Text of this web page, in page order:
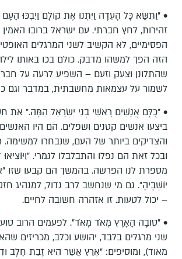
• "וַתִּשָּׂא כָּל הָעֵדָה וַיִּתְּנוּ אֶת קוֹלָם וַיִּבְכּוּ
זהירות, לחץ חברתי. עם ישראל ברובו
הפסימיים, לא הקשיב לשני המרגלים
הזה הפך למשהו מדבק. כולם בכו באותו
שהתלונן וצעק וזעם – השפיע לרעה על
לשמור על עצמאות מחשבתית, במדבר וגם
• "כֻּלָּם אֲנָשִׁים רָאשֵׁי בְנֵי יִשְׂרָאֵל הֵמָּה." את
ביצעו אנשים קטנים ושפלים. הם היו
והצדיקים ביותר של העם, שנבחרו למשימה.
ובכל זאת הם נפלו והתבלבלו לגמרי.
מספרת לנו הפרשה. בהמשך הם קבעו שזו
יוֹשְׁבֶיהָ". גם מי שנחשב לרב גדול, למנהיג
– יכול לטעות. זו אזהרה חשובה לחיים.
• "טוֹבָה הָאָרֶץ מְאֹד מְאֹד". לפעמים הרוב
שני מרגלים בלבד, יהושע וכלב, מכריזים
מאוד), ומוסיפים: "אֶרֶץ אֲשֶׁר הִיא זָבַת חָלָב